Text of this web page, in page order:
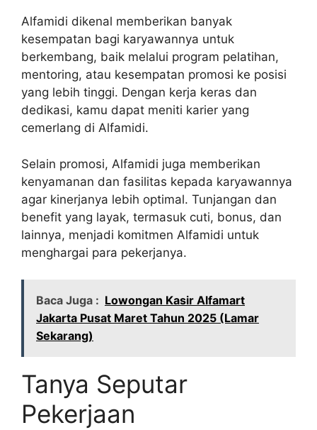
Alfamidi dikenal memberikan banyak
kesempatan bagi karyawannya untuk
berkembang, baik melalui program pelatihan,
mentoring, atau kesempatan promosi ke posisi
yang lebih tinggi. Dengan kerja keras dan
dedikasi, kamu dapat meniti karier yang
cemerlang di Alfamidi.
Selain promosi, Alfamidi juga memberikan
kenyamanan dan fasilitas kepada karyawannya
agar kinerjanya lebih optimal. Tunjangan dan
benefit yang layak, termasuk cuti, bonus, dan
lainnya, menjadi komitmen Alfamidi untuk
menghargai para pekerjanya.
Baca Juga : Lowongan Kasir Alfamart
Jakarta Pusat Maret Tahun 2025 (Lamar
Sekarang)
Tanya Seputar
Pekerjaan